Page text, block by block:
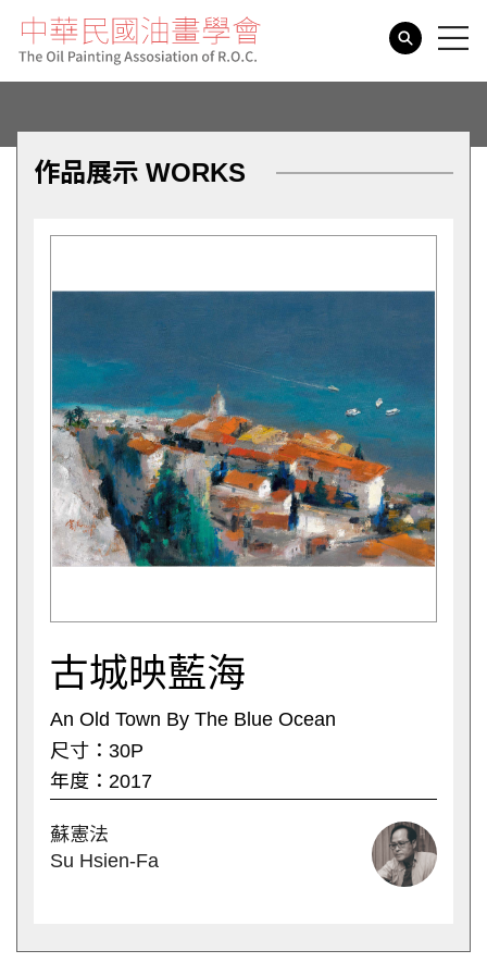
search
作品展示 WORKS
古城映藍海
An Old Town By The Blue Ocean
尺寸：30P
年度：2017
蘇憲法
Su Hsien-Fa